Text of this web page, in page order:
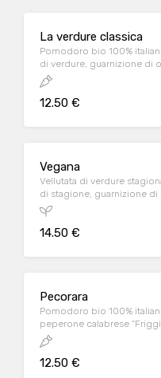
La verdure classica
Pomodoro bio 100%
di verdure, guarnizione di
12.50 €
Vegana
Vellutata di verdure
di stagione, guarnizione di
14.50 €
Pecorara
Pomodoro bio 100%
peperone calabrese
12.50 €